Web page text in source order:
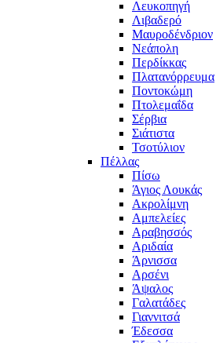
Λευκοπηγή
Λιβαδερό
Μαυροδένδριον
Νεάπολη
Περδίκκας
Πλατανόρρευμα
Ποντοκώμη
Πτολεμαΐδα
Σέρβια
Σιάτιστα
Τσοτύλιον
Πέλλας
Πίσω
Άγιος Λουκάς
Ακρολίμνη
Αμπελείες
Αραβησσός
Αριδαία
Άρνισσα
Αρσένι
Άψαλος
Γαλατάδες
Γιαννιτσά
Έδεσσα